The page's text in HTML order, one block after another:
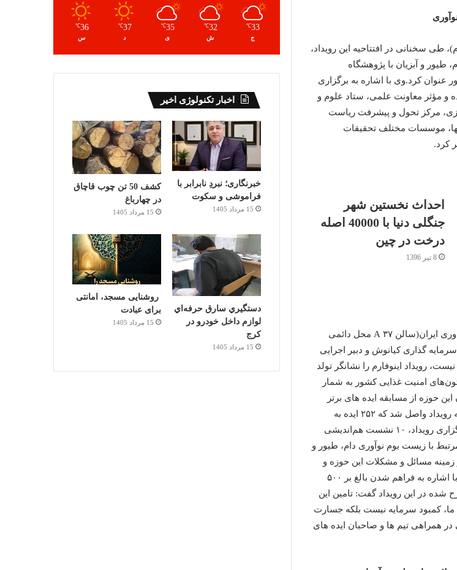
طی سخنانی در افتتاحیه این رویداد،
و آبزیان با پژوهشگاه
عنوان کرد.وی با اشاره به برگزاری
و مؤثر معاونت علمی، ستاد علوم و
مرکز تحول و پیشرفت ریاست
موسسات مختلف تحقیقات
کرد.
احداث نخستین شهر
جنگلی دنیا با 40000 اصله
درخت در چین
8 تیر 1396
سخنران بعدی افتتاحیه رویداد و نمایشگاه اینوفارم که در محل خانه نوآوری و فناوری ایران(سالن ۳۷ A محل دائمی
‌گذاری کیانوش و دبیر اجرایی
رویداد اینوفارم را نشانگر تولد
امنیت غذایی کشور به شمار
حوزه از مسابقه ایده های برتر
رویداد اینوفارم اظهار داشت: در پی فراخوان مسابقه، تعداد ۳۱۱ ایده به دبیرخانه رویداد واصل شد که ۲۵۲ ایده به
مرحله داوری راه یافتند. دبیر اجرایی رویداد اینوفارم خاطرنشان کرد: پیش از برگزاری رویداد، ۱۰ نشست هم‌اندیشی
مختلف مرتبط با زیست بوم نوآوری دام، طیور و
مسائل و مشکلات این حوزه و
راهکارهای هم رسانی و هم افزایی توانمندی های موجود مطرح کردند. استیری با اشاره به فراهم شدن بالغ بر ۵۰۰
شده در این رویداد گفت: تامین این
کمبود سرمایه نیست بلکه جسارت
در همراهی تیم ها و صاحبان ایده های
33
℃
ج
32
℃
ش
35
℃
ی
37
℃
د
36
℃
س
اخبار تکنولوژی اخیر
خبرنگاری؛ نبردِ نابرابر با
فراموشی و سکوت
15 مرداد 1405
کشف 50 تن چوب قاچاق
در چهارباغ
15 مرداد 1405
دستگيري سارق حرفه‌اي
لوازم داخل خودرو در
کرج
15 مرداد 1405
روشنایی مسجد، امانتی
برای عبادت
15 مرداد 1405